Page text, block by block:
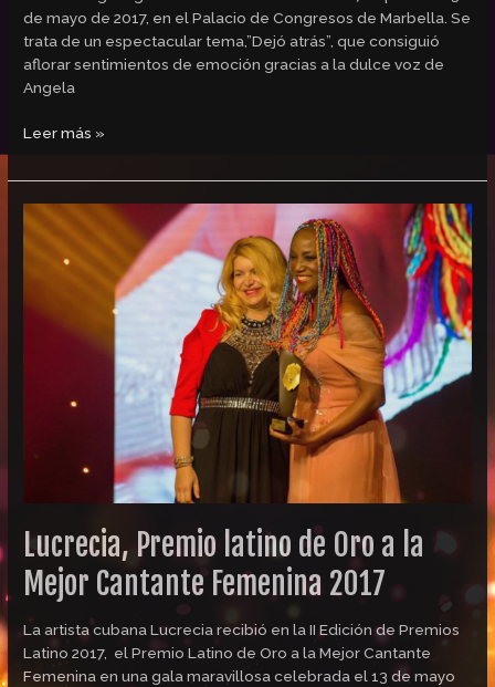
de mayo de 2017, en el Palacio de Congresos de Marbella. Se
trata de un espectacular tema,”Dejó atrás”, que consiguió
aflorar sentimientos de emoción gracias a la dulce voz de
Angela
Leer más »
Lucrecia, Premio latino de Oro a la
Mejor Cantante Femenina 2017
La artista cubana Lucrecia recibió en la II Edición de Premios
Latino 2017, el Premio Latino de Oro a la Mejor Cantante
Femenina en una gala maravillosa celebrada el 13 de mayo
Lucrecia,
Premio
latino
Oro
Cantante